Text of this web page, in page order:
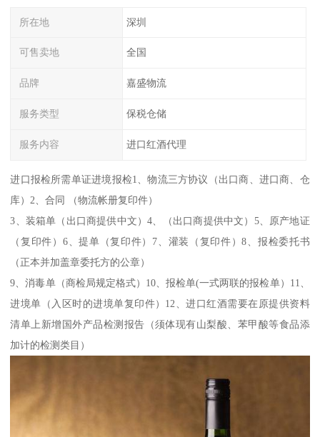
所在地 深圳
可售卖地 全国
品牌 嘉盛物流
服务类型 保税仓储
服务内容 进口红酒代理
进口报检所需单证进境报检1、物流三方协议（出口商、进口商、仓
库）2、合同 （物流帐册复印件）
3、装箱单（出口商提供中文）4、（出口商提供中文）5、原产地证
（复印件）6、提单（复印件）7、灌装（复印件）8、报检委托书
（正本并加盖章委托方的公章）
9、消毒单（商检局规定格式）10、报检单(一式两联的报检单）11、
进境单（入区时的进境单复印件）12、进口红酒需要在原提供资料
清单上新增国外产品检测报告（须体现有山梨酸、苯甲酸等食品添
加计的检测类目）